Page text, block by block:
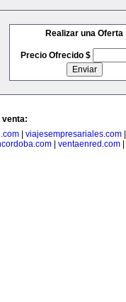
Realizar una Oferta
Precio Ofrecido $
venta:
| viajesempresariales.com
ventaenred.com